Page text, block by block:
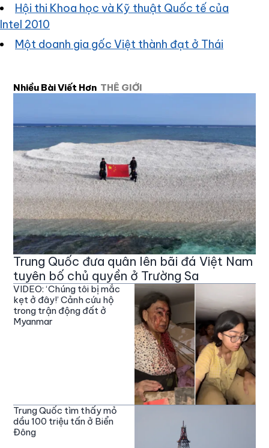
Hội thi Khoa học và Kỹ thuật Quốc tế của
Intel 2010
Một doanh gia gốc Việt thành đạt ở Thái
Nhiều Bài Viết Hơn THẾ GIỚI
Trung Quốc đưa quân lên bãi đá Việt Nam
tuyên bố chủ quyền ở Trường Sa
VIDEO: ‘Chúng tôi bị mắc
kẹt ở đây!’ Cảnh cứu hộ
trong trận động đất ở
Myanmar
Trung Quốc tìm thấy mỏ
dầu 100 triệu tấn ở Biển
Đông